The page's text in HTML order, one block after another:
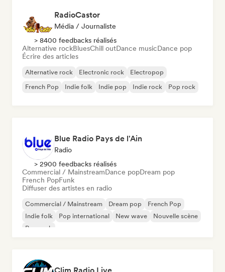
RadioCastor
Média / Journaliste
> 8400 feedbacks réalisés
Alternative rockBluesChill outDance musicDance pop
Écrire des articles
Alternative rock Electronic rock
Electropop
French Pop
Indie folk Indie pop Indie rock Pop rock
Blue Radio Pays de l'Ain
Radio
> 2900 feedbacks réalisés
Commercial / MainstreamDance popDream pop
French PopFunk
Diffuser des artistes en radio
Commercial / Mainstream Dream pop
French Pop
Indie folk
Pop international New wave
Nouvelle scène
Pop rock